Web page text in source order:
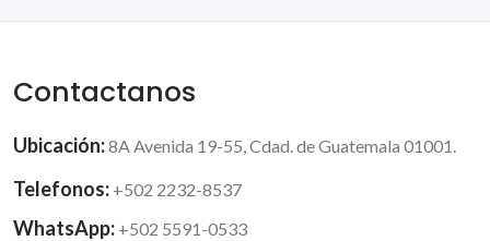
Contactanos
Ubicación:8A Avenida 19-55, Cdad. de Guatemala 01001.
Telefonos: +502 2232-8537
WhatsApp: +502 5591-0533